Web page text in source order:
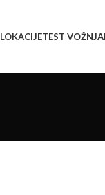
LOKACIJETEST VOŽNJA